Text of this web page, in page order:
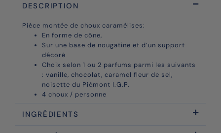
DESCRIPTION
Pièce montée de choux caramélises:
En forme de cône,
Sur une base de nougatine et d’un support
décoré
Choix selon 1 ou 2 parfums parmi les suivants
: vanille, chocolat, caramel fleur de sel,
noisette du Piémont I.G.P.
4 choux / personne
INGRÉDIENTS